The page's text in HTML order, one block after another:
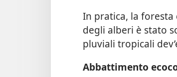
In pratica, la foresta
degli alberi è stato
pluviali tropicali
Abbattimento